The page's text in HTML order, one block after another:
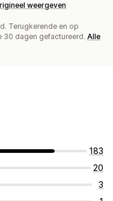
weergeven
Terugkerende en op
30 dagen gefactureerd. Alle
183
20
3